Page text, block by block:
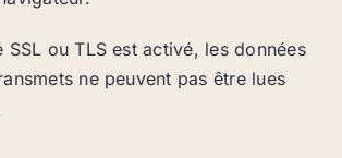
SSL ou TLS est activé, les données
ne peuvent pas être lues